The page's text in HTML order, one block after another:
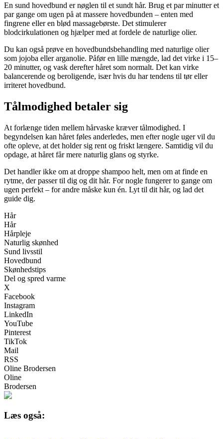
En sund hovedbund er nøglen til et sundt hår. Brug et par minutter et
par gange om ugen på at massere hovedbunden – enten med
fingrene eller en blød massagebørste. Det stimulerer
blodcirkulationen og hjælper med at fordele de naturlige olier.
Du kan også prøve en hovedbundsbehandling med naturlige olier
som jojoba eller arganolie. Påfør en lille mængde, lad det virke i 15–
20 minutter, og vask derefter håret som normalt. Det kan virke
balancerende og beroligende, især hvis du har tendens til tør eller
irriteret hovedbund.
Tålmodighed betaler sig
At forlænge tiden mellem hårvaske kræver tålmodighed. I
begyndelsen kan håret føles anderledes, men efter nogle uger vil du
ofte opleve, at det holder sig rent og friskt længere. Samtidig vil du
opdage, at håret får mere naturlig glans og styrke.
Det handler ikke om at droppe shampoo helt, men om at finde en
rytme, der passer til dig og dit hår. For nogle fungerer to gange om
ugen perfekt – for andre måske kun én. Lyt til dit hår, og lad det
guide dig.
Hår
Hår
Hårpleje
Naturlig skønhed
Sund livsstil
Hovedbund
Skønhedstips
Del og spred varme
X
Facebook
Instagram
LinkedIn
YouTube
Pinterest
TikTok
Mail
RSS
Oline Brodersen
Oline
Brodersen
Læs også: